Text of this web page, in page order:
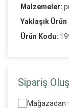
Malzemeler:
Yaklaşık
Ürün Kodu:
Sipariş